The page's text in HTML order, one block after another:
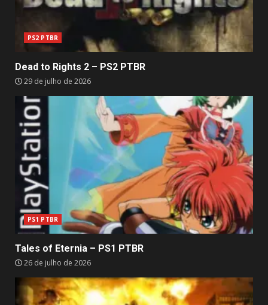
PS2 PTBR
Dead to Rights 2 – PS2 PTBR
29 de julho de 2026
PS1 PTBR
Tales of Eternia – PS1 PTBR
26 de julho de 2026